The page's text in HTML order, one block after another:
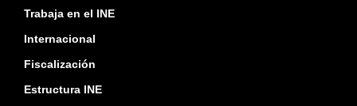
Trabaja en el INE
Internacional
Fiscalización
Estructura INE